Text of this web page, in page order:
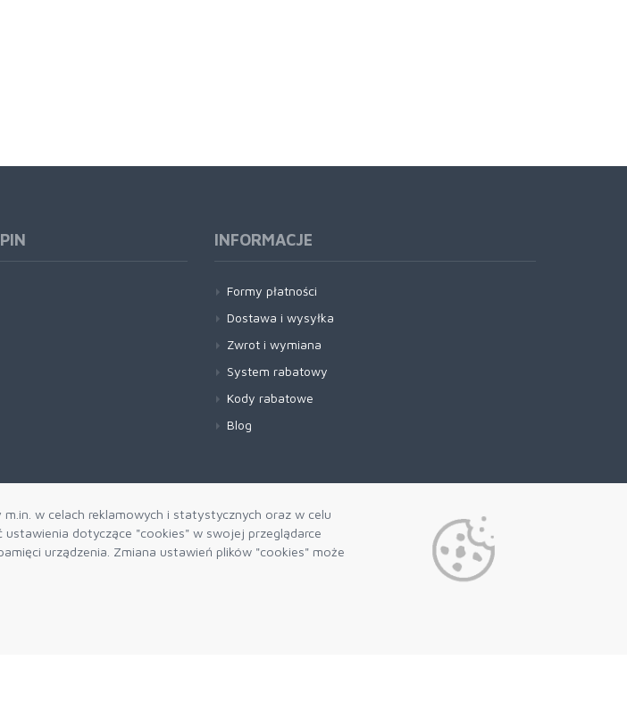
w celach reklamowych i statystycznych oraz w celu
dotyczące "cookies" w swojej przeglądarce
urządzenia. Zmiana ustawień plików "cookies" może
INFORMACJE
Formy płatności
Dostawa i wysyłka
Zwrot i wymiana
System rabatowy
Kody rabatowe
Blog